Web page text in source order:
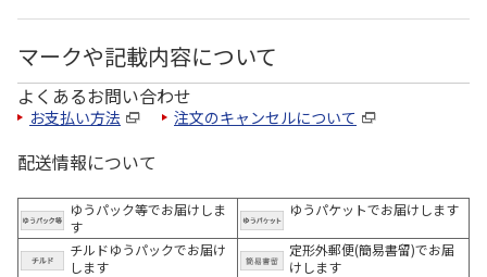
マークや記載内容について
よくあるお問い合わせ
お支払い方法 注文のキャンセルについて
配送情報について
ゆうパック等でお届けしま
す
ゆうパケットでお届けします
チルドゆうパックでお届け
します
定形外郵便(簡易書留)でお届
けします